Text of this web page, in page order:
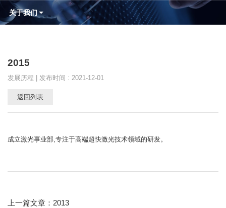
关于我们
2015
发展历程 | 发布时间 : 2021-12-01
返回列表
成立激光事业部,专注于高端超快激光技术领域的研发。
上一篇文章：2013